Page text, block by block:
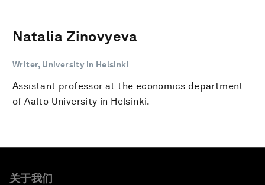
Natalia Zinovyeva
Writer, University in Helsinki
Assistant professor at the economics department
of Aalto University in Helsinki.
关于我们